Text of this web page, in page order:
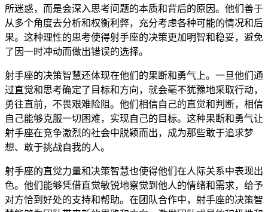
所迷惑，而是会深入思考问题的本质和背后的原因。他们善于
从多个角度去分析和权衡利弊，充分考虑各种可能的情况和后
果。这种理性的思考使得射手座的决策更加明智和稳妥，避免
了因一时冲动而做出错误的选择。
射手座的决策智慧还体现在他们的果断和勇气上。一旦他们通
过直觉和思考确定了目标和方向，就会毫不犹豫地采取行动，
勇往直前，不畏艰难险阻。他们相信自己的直觉和判断，相信
自己能够克服一切困难，实现自己的目标。这种果断和勇气让
射手座在竞争激烈的社会中脱颖而出，成为那些敢于追求梦
想、敢于挑战自我的人。
射手座的直觉力量和决策智慧也使得他们在人际关系中表现出
色。他们能够凭借直觉敏锐地察觉到他人的情绪和需求，给予
对方恰到好处的支持和帮助。在团队合作中，射手座的决策智